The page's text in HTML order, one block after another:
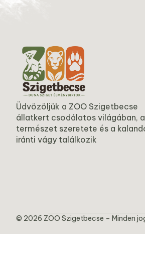
Üdvözöljük a ZOO Szigetbecse
állatkert csodálatos világában,
természet szeretete és a
iránti vágy találkozik
© 2026 ZOO Szigetbecse – Minden